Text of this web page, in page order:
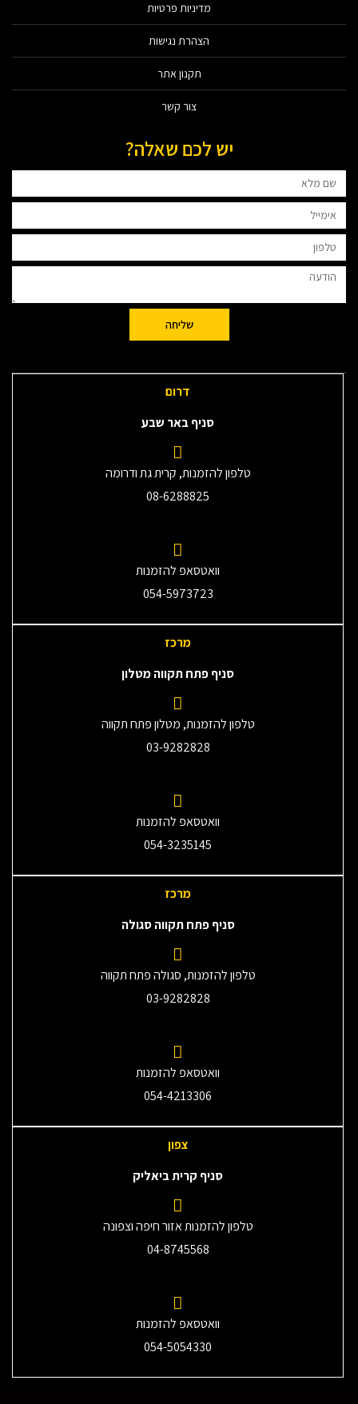
מדיניות פרטיות
הצהרת נגישות
תקנון אתר
צור קשר
יש לכם שאלה?
שליחה
דרום
סניף באר שבע
טלפון להזמנות, קרית גת ודרומה
08-6288825
וואטסאפ להזמנות
054-5973723
מרכז
סניף פתח תקווה מטלון
טלפון להזמנות, מטלון פתח תקווה
03-9282828
וואטסאפ להזמנות
054-3235145‎
מרכז
סניף פתח תקווה סגולה
טלפון להזמנות, סגולה פתח תקווה
03-9282828
וואטסאפ להזמנות
054-4213306
צפון
סניף קרית ביאליק
טלפון להזמנות אזור חיפה וצפונה
04-8745568
וואטסאפ להזמנות
054-5054330